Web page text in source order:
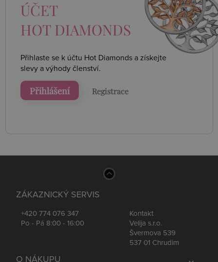
ÚČET
HOT DIAMONDS
Přihlaste se k účtu Hot Diamonds a získejte
slevy a výhody členství.
Přihlášení Registrace
ZÁKAZNICKÝ SERVIS
+420 774 076 347
Po - Pá 8:00 - 16:00
Kontakt
Velija s.r.o.
Švermova 539
537 01 Chrudim
O NÁKUPU